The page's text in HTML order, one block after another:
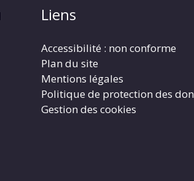
Liens
Accessibilité : non conforme
Plan du site
Mentions légales
Politique de protection des
Gestion des cookies